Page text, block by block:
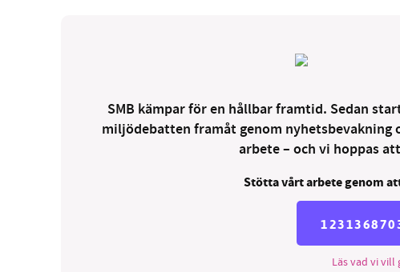
SMB kämpar för en hållbar framtid. Sedan
miljödebatten framåt genom
arbete – och vi hoppas
Stötta vårt arbete genom
Läs vad vi vill